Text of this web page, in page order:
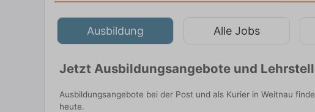
Ausbildung Alle Jobs
Jetzt Ausbildungsangebote und
Ausbildungsangebote bei der Post und als Kurier in Weitnau
heute.